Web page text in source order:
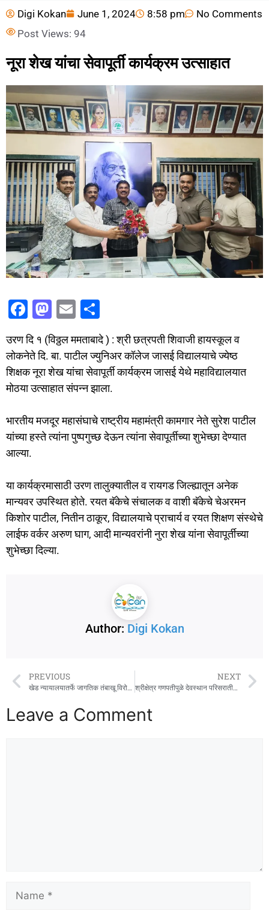
Digi Kokan June 1, 2024 8:58 pm
No Comments
Post Views: 94
नूरा शेख यांचा सेवापूर्ती कार्यक्रम उत्साहात
F
a
c
e
b
o
k
M
a
st
o
d
n
E
ai
l
h
ar
e
उरण दि १ (विठ्ठल ममताबादे ) : श्री छत्रपती शिवाजी हायस्कूल व
लोकनेते दि. बा. पाटील ज्युनिअर कॉलेज जासई विद्यालयाचे ज्येष्ठ
शिक्षक नूरा शेख यांचा सेवापूर्ती कार्यक्रम जासई येथे महाविद्यालयात
मोठया उत्साहात संपन्न झाला.
भारतीय मजदूर महासंघाचे राष्ट्रीय महामंत्री कामगार नेते सुरेश पाटील
यांच्या हस्ते त्यांना पुष्पगुच्छ देऊन त्यांना सेवापूर्तीच्या शुभेच्छा देण्यात
आल्या.
या कार्यक्रमासाठी उरण तालुक्यातील व रायगड जिल्ह्यातून अनेक
मान्यवर उपस्थित होते. रयत बॅकेचे संचालक व वाशी बॅकेचे चेअरमन
किशोर पाटील, नितीन ठाकूर, विद्यालयाचे प्राचार्य व रयत शिक्षण संस्थेचे
लाईफ वर्कर अरुण घाग, आदी मान्यवरांनी नुरा शेख यांना सेवापूर्तीच्या
शुभेच्छा दिल्या.
Author: Digi Kokan
PREVIOUS
खेड न्यायालयातर्फे जागतिक तंबाखू विरोधी दिनानिमित्त जनजागृती शिबीर
NEXT
श्रीक्षेत्र गणपतीपुळे देवस्थान परिसरातील एमटीडीसीचे मद्य आणि मांस विक्री करणारे रेस्टॉरंट हटवावे
Leave a Comment